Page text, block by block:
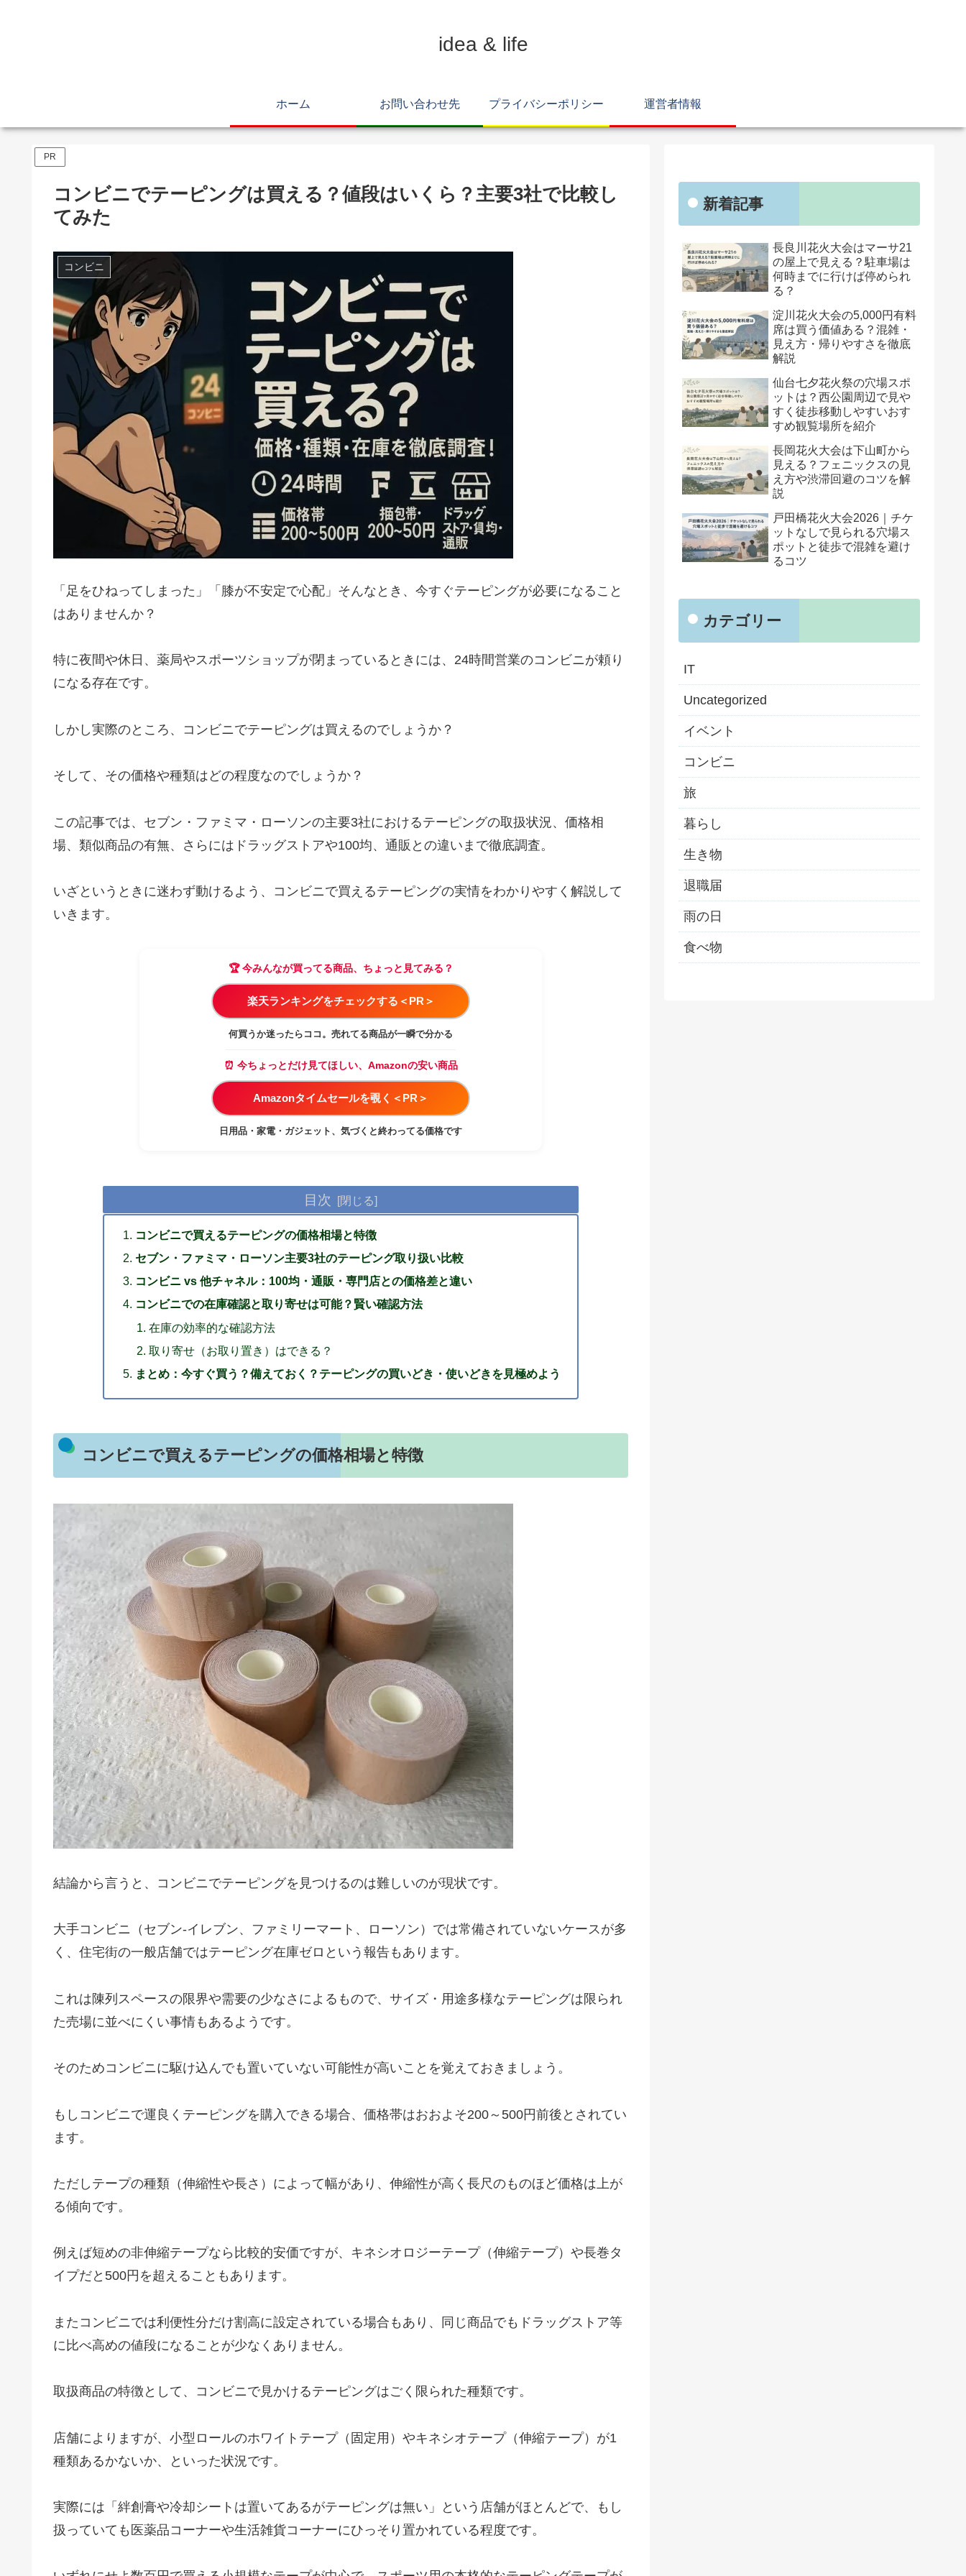
idea & life
ホーム お問い合わせ先 プライバシーポリシー 運営者情報
PR
コンビニでテーピングは買える？値段はいくら？主要3社で比較し
てみた
コンビニ
「足をひねってしまった」「膝が不安定で心配」そんなとき、今すぐテーピングが必要になること
はありませんか？
特に夜間や休日、薬局やスポーツショップが閉まっているときには、24時間営業のコンビニが頼り
になる存在です。
しかし実際のところ、コンビニでテーピングは買えるのでしょうか？
そして、その価格や種類はどの程度なのでしょうか？
この記事では、セブン・ファミマ・ローソンの主要3社におけるテーピングの取扱状況、価格相
場、類似商品の有無、さらにはドラッグストアや100均、通販との違いまで徹底調査。
いざというときに迷わず動けるよう、コンビニで買えるテーピングの実情をわかりやすく解説して
いきます。
🏆 今みんなが買ってる商品、ちょっと見てみる？
楽天ランキングをチェックする＜PR＞
何買うか迷ったらココ。売れてる商品が一瞬で分かる
⏰ 今ちょっとだけ見てほしい、Amazonの安い商品
Amazonタイムセールを覗く＜PR＞
日用品・家電・ガジェット、気づくと終わってる価格です
目次
コンビニで買えるテーピングの価格相場と特徴
セブン・ファミマ・ローソン主要3社のテーピング取り扱い比較
コンビニ vs 他チャネル：100均・通販・専門店との価格差と違い
コンビニでの在庫確認と取り寄せは可能？賢い確認方法
在庫の効率的な確認方法
取り寄せ（お取り置き）はできる？
まとめ：今すぐ買う？備えておく？テーピングの買いどき・使いどきを見極めよう
コンビニで買えるテーピングの価格相場と特徴
結論から言うと、コンビニでテーピングを見つけるのは難しいのが現状です。
大手コンビニ（セブン-イレブン、ファミリーマート、ローソン）では常備されていないケースが多
く、住宅街の一般店舗ではテーピング在庫ゼロという報告もあります。
これは陳列スペースの限界や需要の少なさによるもので、サイズ・用途多様なテーピングは限られ
た売場に並べにくい事情もあるようです。
そのためコンビニに駆け込んでも置いていない可能性が高いことを覚えておきましょう。
もしコンビニで運良くテーピングを購入できる場合、価格帯はおおよそ200～500円前後とされてい
ます。
ただしテープの種類（伸縮性や長さ）によって幅があり、伸縮性が高く長尺のものほど価格は上が
る傾向です。
例えば短めの非伸縮テープなら比較的安価ですが、キネシオロジーテープ（伸縮テープ）や長巻タ
イプだと500円を超えることもあります。
またコンビニでは利便性分だけ割高に設定されている場合もあり、同じ商品でもドラッグストア等
に比べ高めの値段になることが少なくありません。
取扱商品の特徴として、コンビニで見かけるテーピングはごく限られた種類です。
店舗によりますが、小型ロールのホワイトテープ（固定用）やキネシオテープ（伸縮テープ）が1
種類あるかないか、といった状況です。
実際には「絆創膏や冷却シートは置いてあるがテーピングは無い」という店舗がほとんどで、もし
扱っていても医薬品コーナーや生活雑貨コーナーにひっそり置かれている程度です。
新着記事
長良川花火大会はマーサ21
の屋上で見える？駐車場は
何時までに行けば停められ
る？
淀川花火大会の5,000円有料
席は買う価値ある？混雑・
見え方・帰りやすさを徹底
解説
仙台七夕花火祭の穴場スポ
ットは？西公園周辺で見や
すく徒歩移動しやすいおす
すめ観覧場所を紹介
長岡花火大会は下山町から
見える？フェニックスの見
え方や渋滞回避のコツを解
説
戸田橋花火大会2026｜チケ
ットなしで見られる穴場ス
ポットと徒歩で混雑を避け
るコツ
カテゴリー
IT
Uncategorized
イベント
コンビニ
旅
暮らし
生き物
退職届
雨の日
食べ物